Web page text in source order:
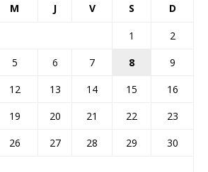
M J V S D
1
2
5 6 7 8
9
12 13 14 15
16
19 20 21 22
23
26 27 28 29
30